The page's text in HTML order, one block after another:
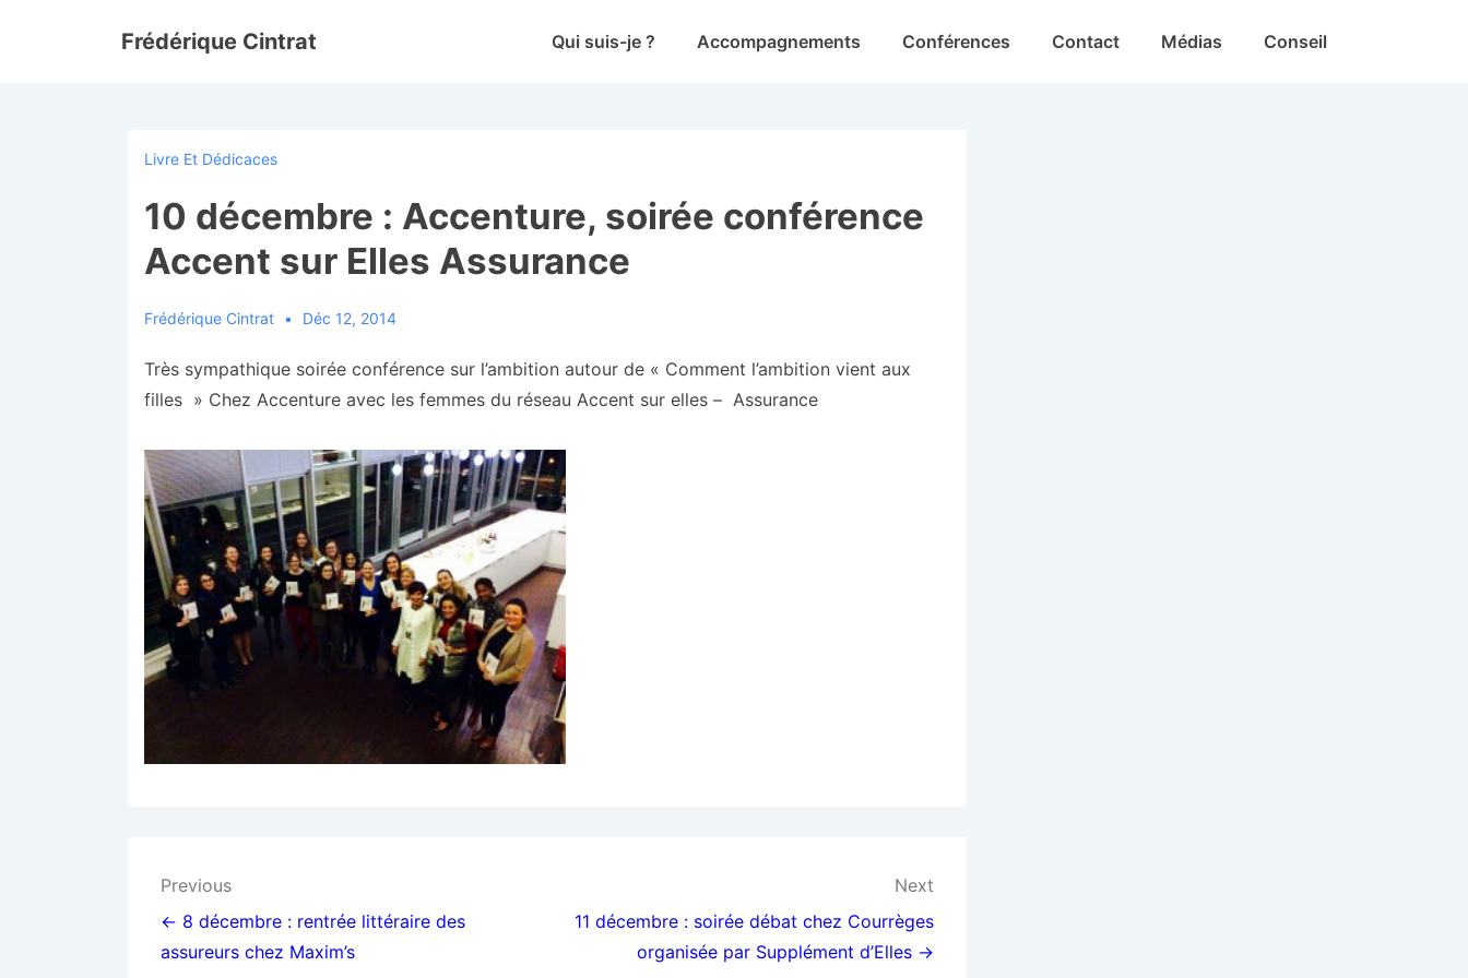
Frédérique Cintrat
MainQui suis-je ? Accompagnements Conférences Contact Médias Conseil
Livre Et Dédicaces
10 décembre : Accenture, soirée conférence
Accent sur Elles Assurance
Frédérique Cintrat Déc 12, 2014
Très sympathique soirée conférence sur l’ambition autour de « Comment l’ambition vient aux
filles » Chez Accenture avec les femmes du réseau Accent sur elles – Assurance
Navigation
de
Previous
← 8 décembre : rentrée littéraire des
assureurs chez Maxim’s
Next
11 décembre : soirée débat chez Courrèges
organisée par Supplément d’Elles →